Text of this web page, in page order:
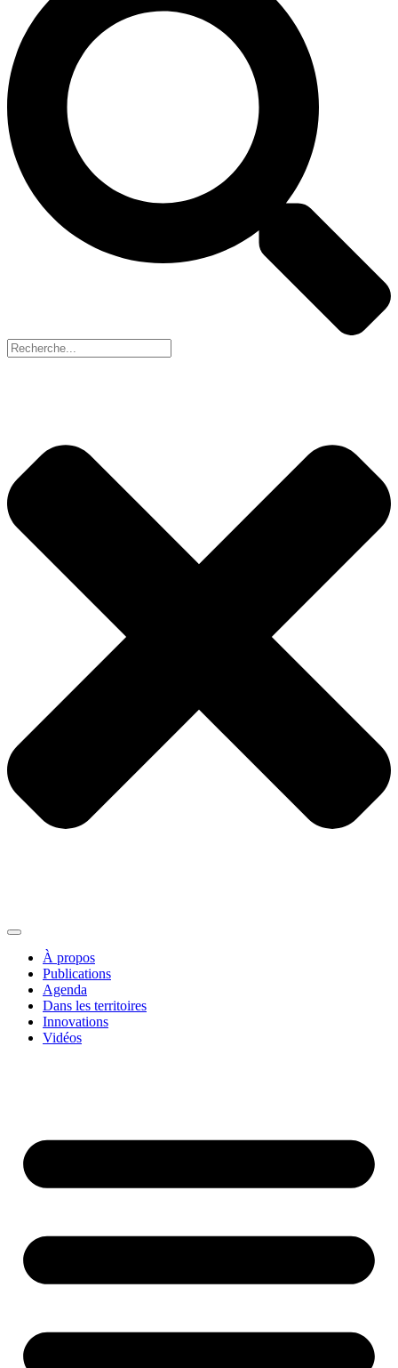
À propos
Publications
Agenda
Dans les territoires
Innovations
Vidéos